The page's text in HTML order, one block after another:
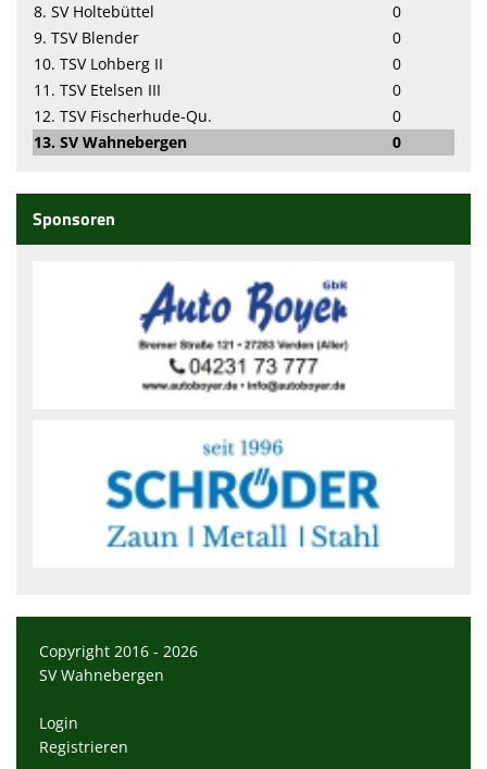
8. SV Holtebüttel
0
9. TSV Blender
0
10. TSV Lohberg II
0
11. TSV Etelsen III
0
12. TSV Fischerhude-Qu.
0
13. SV Wahnebergen
0
Sponsoren
Copyright 2016 - 2026
SV Wahnebergen
Login
Registrieren